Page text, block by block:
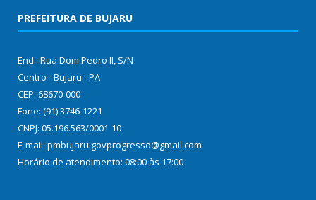
PREFEITURA DE BUJARU
End.: Rua Dom Pedro II, S/N
Centro - Bujaru - PA
CEP: 68670-000
Fone: (91) 3746-1221
CNPJ: 05.196.563/0001-10
E-mail: pmbujaru.govprogresso@gmail.com
Horário de atendimento: 08:00 às 17:00